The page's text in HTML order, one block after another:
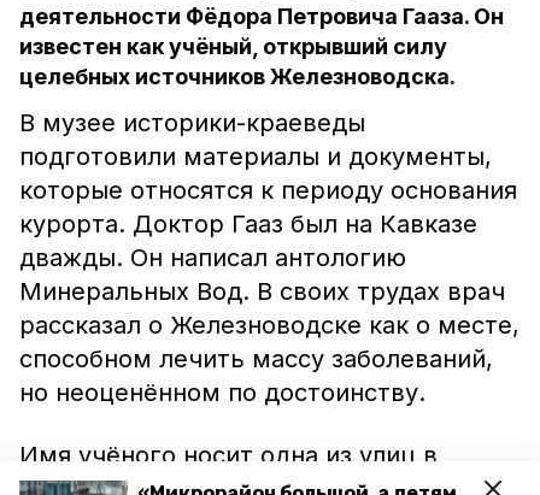
деятельности Фёдора Петровича Гааза. Он
известен как учёный, открывший силу
целебных источников Железноводска.
В музее историки-краеведы
подготовили материалы и документы,
которые относятся к периоду основания
курорта. Доктор Гааз был на Кавказе
дважды. Он написал антологию
Минеральных Вод. В своих трудах врач
рассказал о Железноводске как о месте,
способном лечить массу заболеваний,
но неоценённом по достоинству.
Имя учёного носит одна из улиц в
центральной части города. Горожане